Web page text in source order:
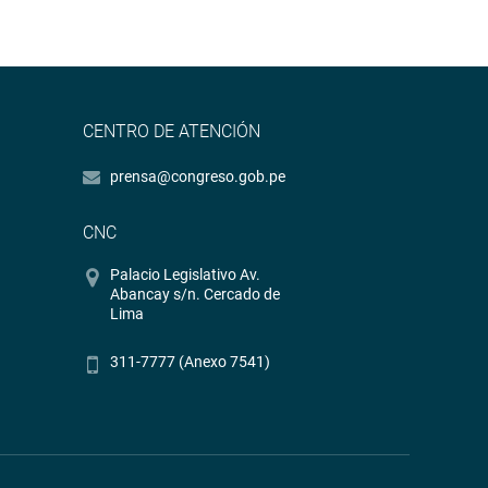
CENTRO DE ATENCIÓN
prensa@congreso.gob.pe
CNC
Palacio Legislativo Av.
Abancay s/n. Cercado de
Lima
311-7777 (Anexo 7541)